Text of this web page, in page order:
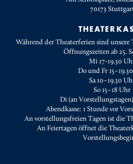
70173
Während der Theaterferien sind unsere
Öffnungszeiten ab 25.
Mi 17-19.30
Do und Fr
Sa 10–19.30
So 15–18 Uhr
Di (an
Abendkasse: 1 Stunde vor
An vorstellungsfreien Tagen ist die
An Feiertagen öffnet die